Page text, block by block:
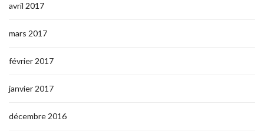
avril 2017
mars 2017
février 2017
janvier 2017
décembre 2016